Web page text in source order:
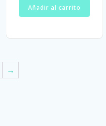
Añadir al carrito
→